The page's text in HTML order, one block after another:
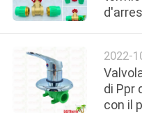
SITO
NORME
SULLA
PRIVACY
2022-
di Ppr
con il